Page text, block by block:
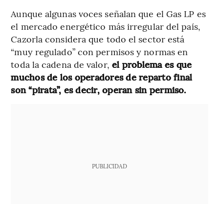
Aunque algunas voces señalan que el Gas LP es
el mercado energético más irregular del país,
Cazorla considera que todo el sector está
“muy regulado” con permisos y normas en
toda la cadena de valor, el problema es que
muchos de los operadores de reparto final
son “pirata”, es decir, operan sin permiso.
PUBLICIDAD